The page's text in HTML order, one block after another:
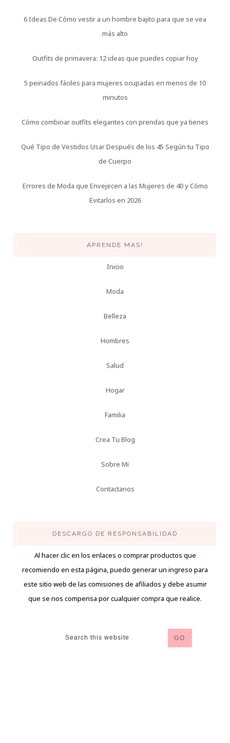
6 Ideas De Cómo vestir a un hombre bajito para que se vea
más alto
Outfits de primavera: 12 ideas que puedes copiar hoy
5 peinados fáciles para mujeres ocupadas en menos de 10
minutos
Cómo combinar outfits elegantes con prendas que ya tienes
Qué Tipo de Vestidos Usar Después de los 45 Según tu Tipo
de Cuerpo
Errores de Moda que Envejecen a las Mujeres de 40 y Cómo
Evitarlos en 2026
APRENDE MAS!
Inicio
Moda
Belleza
Hombres
Salud
Hogar
Familia
Crea Tu Blog
Sobre Mi
Contactanos
DESCARGO DE RESPONSABILIDAD
Al hacer clic en los enlaces o comprar productos que
recomiendo en esta página, puedo generar un ingreso para
este sitio web de las comisiones de afiliados y debe asumir
que se nos compensa por cualquier compra que realice.